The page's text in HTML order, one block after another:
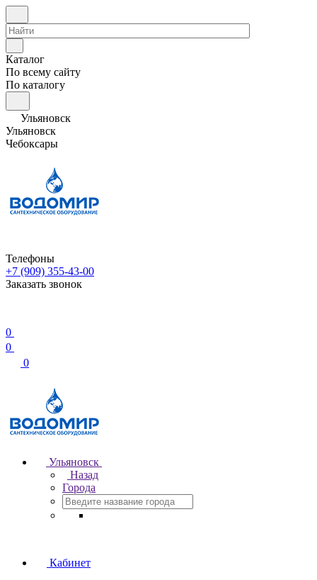
Каталог
По всему сайту
По каталогу
Ульяновск
Ульяновск
Чебоксары
Телефоны
+7 (909) 355-43-00
Заказать звонок
0
0
0
Ульяновск
Назад
Города
Кабинет